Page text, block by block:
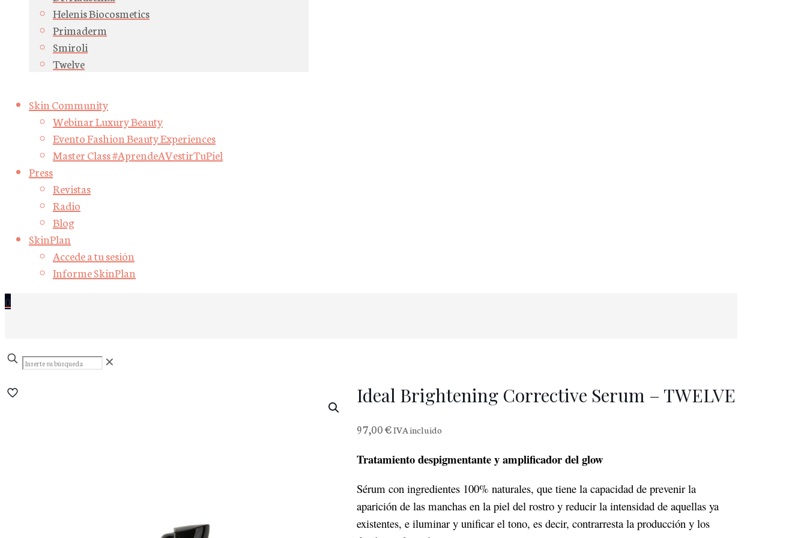
Helenis Biocosmetics
Primaderm
Smiroli
Twelve
Skin Community
Webinar Luxury Beauty
Evento Fashion Beauty Experiences
Master Class #AprendeAVestirTuPiel
Press
Revistas
Radio
Blog
SkinPlan
Accede a tu sesión
Informe SkinPlan
0
Inserte
su
✕
Ideal Brightening Corrective Serum – TWELVE
97,00€IVA incluido
Tratamiento despigmentante y amplificador del glow
Sérum con ingredientes 100% naturales, que tiene la capacidad de prevenir la
aparición de las manchas en la piel del rostro y reducir la intensidad de aquellas ya
existentes, e iluminar y unificar el tono, es decir, contrarresta la producción y los